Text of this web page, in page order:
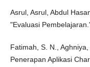
Asrul, Asrul, Abdul
"Evaluasi
Fatimah, S. N.,
Penerapan Aplikasi